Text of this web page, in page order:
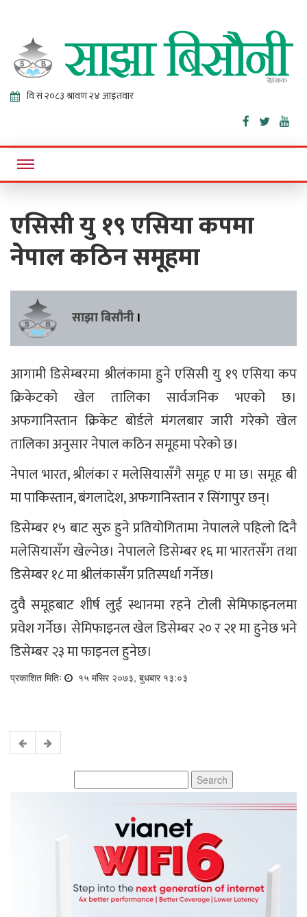
Sajha
Bisaunee
Online News Portal
एसिसी यु १९ एसिया कपमा
नेपाल कठिन समूहमा
साझा बिसौनी ।
आगामी डिसेम्बरमा श्रीलंकामा हुने एसिसी यु १९ एसिया कप
क्रिकेटको खेल तालिका सार्वजनिक भएको छ।
अफगानिस्तान क्रिकेट बोर्डले मंगलबार जारी गरेको खेल
तालिका अनुसार नेपाल कठिन समूहमा परेको छ।
नेपाल भारत, श्रीलंका र मलेसियासँगै समूह ए मा छ। समूह बी
मा पाकिस्तान, बंगलादेश, अफगानिस्तान र सिंगापुर छन्।
डिसेम्बर १५ बाट सुरु हुने प्रतियोगितामा नेपालले पहिलो दिनै
मलेसियासँग खेल्नेछ। नेपालले डिसेम्बर १६ मा भारतसँग तथा
डिसेम्बर १८ मा श्रीलंकासँग प्रतिस्पर्धा गर्नेछ।
दुवै समूहबाट शीर्ष लुई स्थानमा रहने टोली सेमिफाइनलमा
प्रवेश गर्नेछ। सेमिफाइनल खेल डिसेम्बर २० र २१ मा हुनेछ भने
डिसेम्बर २३ मा फाइनल हुनेछ।
प्रकाशित मितिः १५ मंसिर २०७३, बुधबार १३:०३
for: